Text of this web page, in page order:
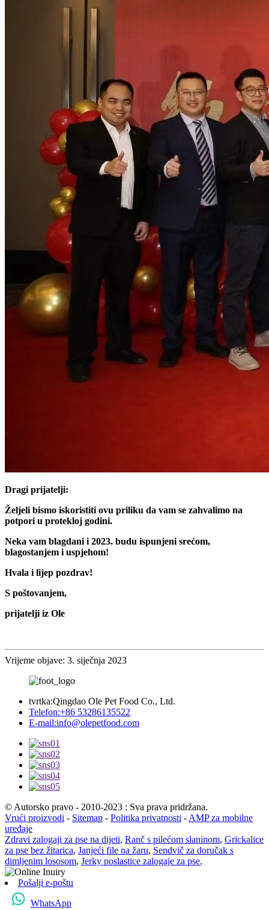
Dragi prijatelji:
Željeli bismo iskoristiti ovu priliku da vam se zahvalimo na
potpori u protekloj godini.
Neka vam blagdani i 2023. budu ispunjeni srećom,
blagostanjem i uspjehom!
Hvala i lijep pozdrav!
S poštovanjem,
prijatelji iz Ole
Vrijeme objave: 3. siječnja 2023
tvrtka:Qingdao Ole Pet Food Co., Ltd.
Telefon:+86 53286135522
E-mail:info@olepetfood.com
© Autorsko pravo - 2010-2023 : Sva prava pridržana.
Vrući proizvodi - Sitemap - Politika privatnosti - AMP za mobilne
uređaje
Zdravi zalogaji za pse na dijeti, Ranč s pilećom slaninom, Grickalice
za pse bez žitarica, Janjeći file na žaru, Sendvič za doručak s
dimljenim lososom, Jerky poslastice zalogaje za pse,
Pošalji e-poštu
WhatsApp